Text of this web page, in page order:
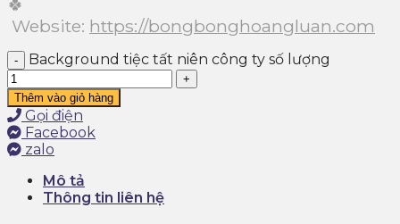
🍀
Website: https://bongbonghoangluan.com
Background tiệc tất niên công ty số lượng
Thêm vào giỏ hàng
Gọi điện
Facebook
zalo
Mô tả
Thông tin liên hệ